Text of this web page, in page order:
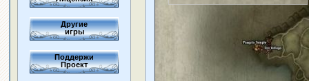
Другие
игры
Поддержи
Проект